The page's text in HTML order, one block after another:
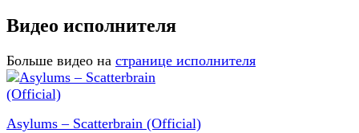
Видео исполнителя
Больше видео на странице исполнителя
Asylums – Scatterbrain (Official)